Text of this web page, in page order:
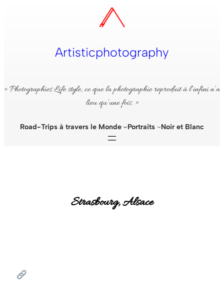
Artisticphotography
« Photographies Life style, ce que la photographie reproduit à l’infini n’a
lieu qu’une fois. »
Road-Trips à travers le Monde Portraits Noir et Blanc
Strasbourg, Alsace